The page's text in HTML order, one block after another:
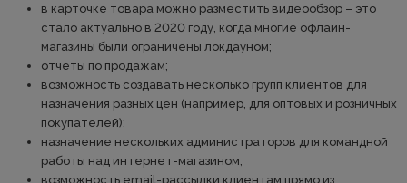
в карточке товара можно разместить видеообзор – это
стало актуально в 2020 году, когда многие офлайн-
магазины были ограничены локдауном;
отчеты по продажам;
возможность создавать несколько групп клиентов для
назначения разных цен (например, для оптовых и розничных
покупателей);
назначение нескольких администраторов для командной
работы над интернет-магазином;
возможность email-рассылки клиентам прямо из